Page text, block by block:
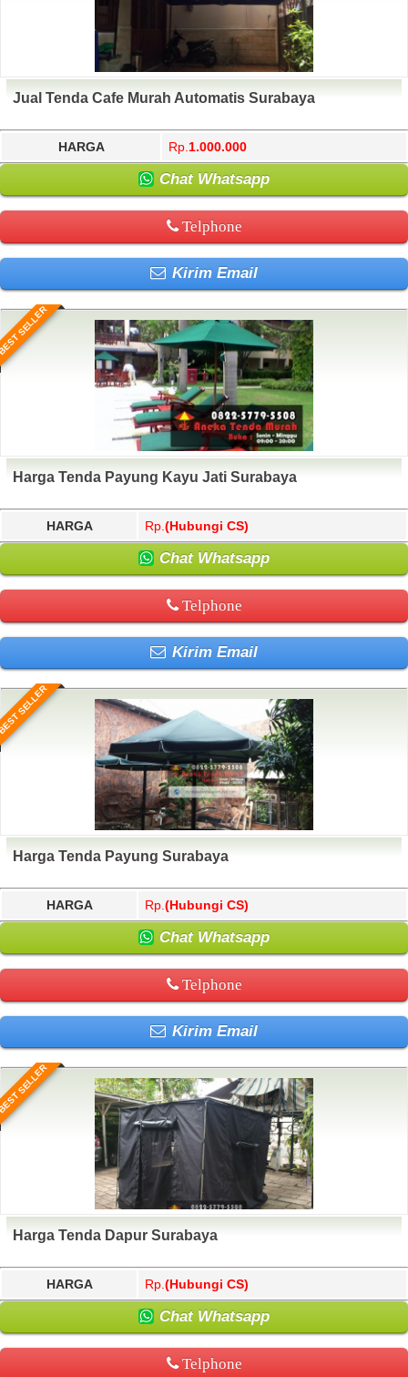
Jual Tenda Cafe Murah Automatis Surabaya
HARGA Rp. 1.000.000
Chat Whatsapp
Telphone
Kirim Email
SELLER
Harga Tenda Payung Kayu Jati Surabaya
HARGA Rp. (Hubungi CS)
Chat Whatsapp
Telphone
Kirim Email
SELLER
Harga Tenda Payung Surabaya
HARGA Rp. (Hubungi CS)
Chat Whatsapp
Telphone
Kirim Email
SELLER
Harga Tenda Dapur Surabaya
HARGA Rp. (Hubungi CS)
Chat Whatsapp
Telphone